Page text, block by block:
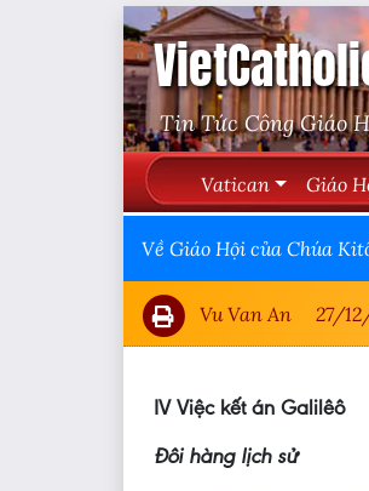
Tin Tức Công Giáo
Vatican Giáo
Về Giáo Hội của Chúa
Vu Van An 27/
IV Việc kết án Galilêô
Đôi hàng lịch sử